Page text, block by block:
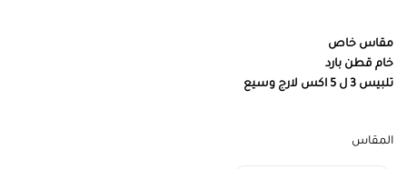
مقاس خاص
خام قطن بارد
تلبيس 3 ل 5 اكس لارج وسيع
المقاس